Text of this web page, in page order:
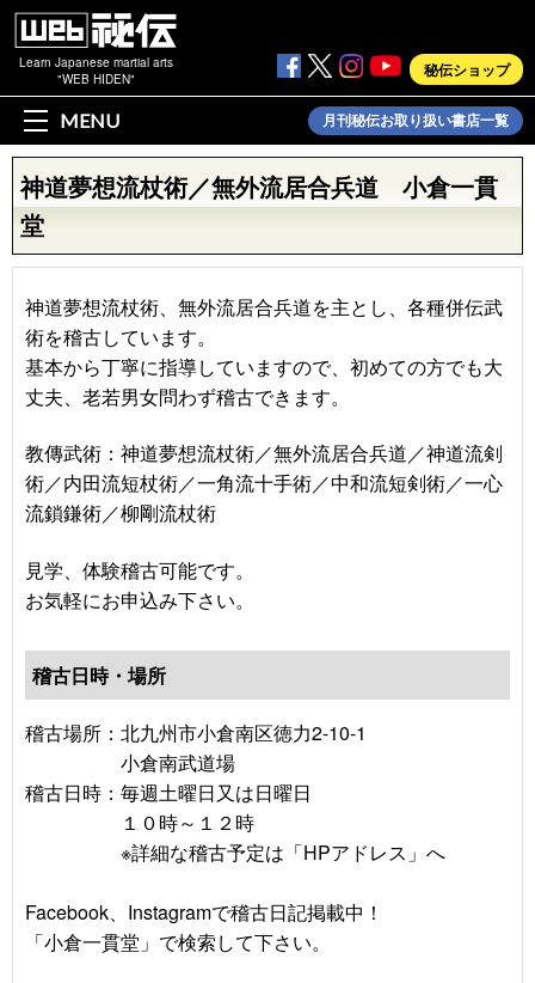
Learn Japanese martial arts
"WEB HIDEN"
秘伝ショップ
MENU 月刊秘伝お取り扱い書店一覧
神道夢想流杖術／無外流居合兵道 小倉一貫
堂
神道夢想流杖術、無外流居合兵道を主とし、各種併伝武
術を稽古しています。
基本から丁寧に指導していますので、初めての方でも大
丈夫、老若男女問わず稽古できます。
教傳武術：神道夢想流杖術／無外流居合兵道／神道流剣
術／内田流短杖術／一角流十手術／中和流短剣術／一心
流鎖鎌術／柳剛流杖術
見学、体験稽古可能です。
お気軽にお申込み下さい。
稽古日時・場所
稽古場所：北九州市小倉南区徳力2-10-1
小倉南武道場
稽古日時：毎週土曜日又は日曜日
１０時～１２時
※詳細な稽古予定は「HPアドレス」へ
Facebook、Instagramで稽古日記掲載中！
「小倉一貫堂」で検索して下さい。